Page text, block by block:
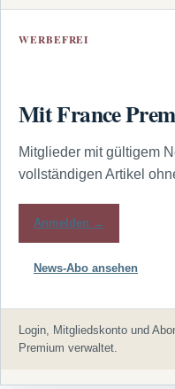
WERBEFREI
Mit France
Mitglieder mit gültigem
vollständigen Artikel
Anmelden →
News-Abo ansehen
Login, Mitgliedskonto und
Premium verwaltet.